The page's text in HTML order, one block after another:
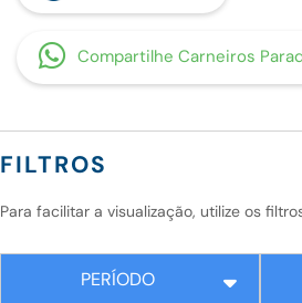
Compartilhe Carneiros
FILTROS
Para facilitar a visualização, utilize os
PERÍODO